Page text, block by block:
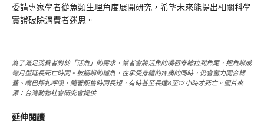
委請專家學者從魚類生理角度展開研究，希望未來能提出相關科學
實證破除消費者迷思。
為了滿足消費者對於「活魚」的需求，業者會將活魚的嘴唇穿線拉到魚尾，把魚綁成
彎月型延長死亡時間。被綑綁的鱸魚，在承受身體的疼痛的同時，仍會奮力開合鰓
蓋、嘴巴掙扎呼吸，隨著販售時間長短，有時甚至長達8至12小時才死亡。圖片來
源：台灣動物社會研究會提供
延伸閱讀